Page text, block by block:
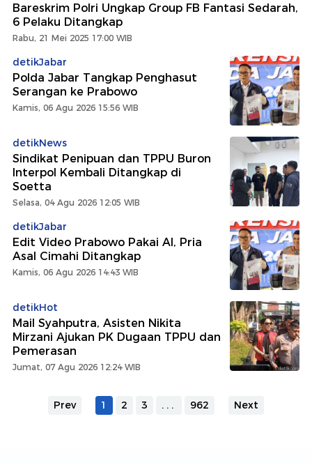
Bareskrim Polri Ungkap Group FB Fantasi Sedarah,
6 Pelaku Ditangkap
Rabu, 21 Mei 2025 17:00 WIB
detikJabar
Polda Jabar Tangkap Penghasut
Serangan ke Prabowo
Kamis, 06 Agu 2026 15:56 WIB
detikNews
Sindikat Penipuan dan TPPU Buron
Interpol Kembali Ditangkap di
Soetta
Selasa, 04 Agu 2026 12:05 WIB
detikJabar
Edit Video Prabowo Pakai AI, Pria
Asal Cimahi Ditangkap
Kamis, 06 Agu 2026 14:43 WIB
detikHot
Mail Syahputra, Asisten Nikita
Mirzani Ajukan PK Dugaan TPPU dan
Pemerasan
Jumat, 07 Agu 2026 12:24 WIB
Prev 1 2 3 ... 962 Next